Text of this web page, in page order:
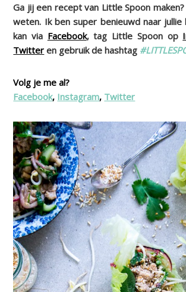
Ga jij een recept van Little Spoon
weten. Ik ben super benieuwd naar jullie
kan via Facebook, tag Little Spoon op
Twitter en gebruik de hashtag
Volg je me al?
Facebook, Instagram, Twitter